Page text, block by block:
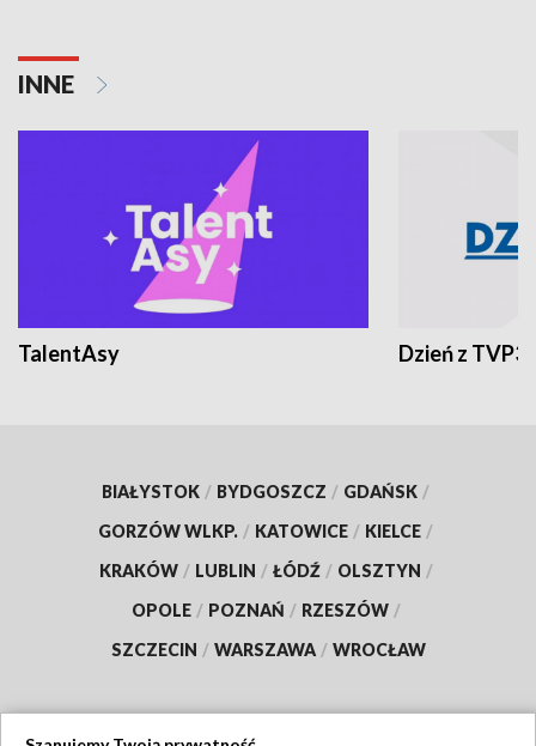
INNE
TalentAsy Dzień z TVP3
BIAŁYSTOK / BYDGOSZCZ / GDAŃSK /
GORZÓW WLKP. / KATOWICE / KIELCE /
KRAKÓW / LUBLIN / ŁÓDŹ / OLSZTYN /
OPOLE / POZNAŃ / RZESZÓW /
SZCZECIN / WARSZAWA / WROCŁAW